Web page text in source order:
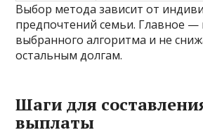
Выбор метода зависит от
предпочтений семьи. Главное —
выбранного алгоритма и не
остальным долгам.
Шаги для
выплаты